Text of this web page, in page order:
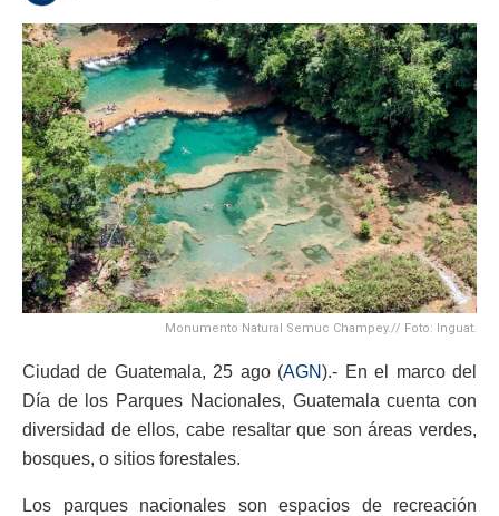
Monumento Natural Semuc Champey.// Foto: Inguat.
Ciudad de Guatemala, 25 ago (AGN).- En el marco del
Día de los Parques Nacionales, Guatemala cuenta con
diversidad de ellos, cabe resaltar que son áreas verdes,
bosques, o sitios forestales.
Los parques nacionales son espacios de recreación